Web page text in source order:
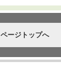
ページトップへ